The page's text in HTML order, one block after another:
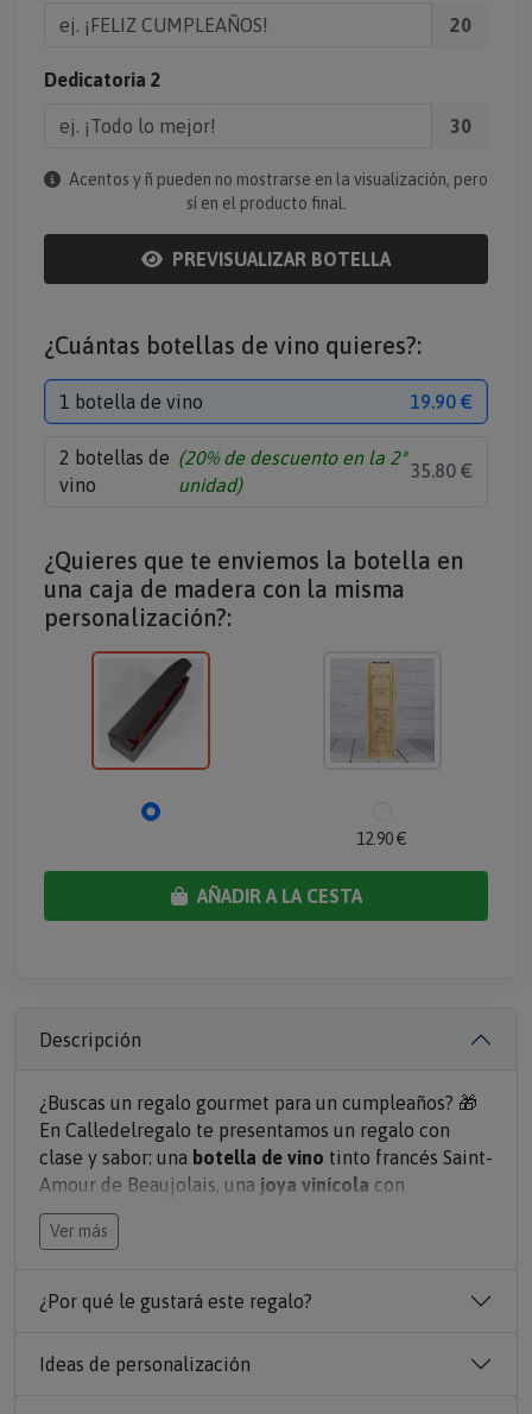
20
Dedicatoria 2
30
Acentos y ñ pueden no mostrarse en la visualización, pero
sí en el producto final.
PREVISUALIZAR BOTELLA
¿Cuántas botellas de vino quieres?:
1 botella de vino 19.90 €
2 botellas de
vino
(20% de descuento en la 2ª
unidad)
35.80 €
¿Quieres que te enviemos la botella en
una caja de madera con la misma
personalización?:
12.90 €
AÑADIR A LA CESTA
Descripción
¿Buscas un regalo gourmet para un cumpleaños? 🎁
En Calledelregalo te presentamos un regalo con
clase y sabor: una botella de vino tinto francés Saint-
Amour de Beaujolais, una joya vinícola con
denominación de origen, procedente de la
prestigiosa región de Saint-Amour.
El regalo se completa con una etiqueta
convirtiéndola en un regalo elegante, exclusivo y
Ver más
¿Por qué le gustará este regalo?
Ideas de personalización